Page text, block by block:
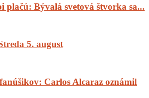
plačú: Bývalá svetová štvorka sa...
5. august
Carlos Alcaraz oznámil